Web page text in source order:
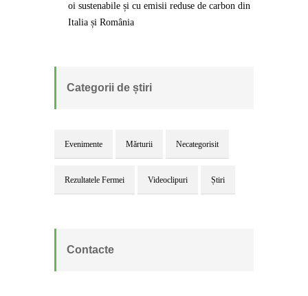
oi sustenabile și cu emisii reduse de carbon din
Italia și România
Categorii de știri
Evenimente Mărturii Necategorisit
Rezultatele Fermei Videoclipuri Știri
Contacte